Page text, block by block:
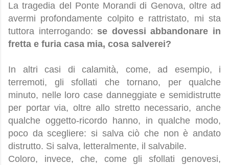
La tragedia del Ponte Morandi di Genova, oltre ad
avermi profondamente colpito e rattristato, mi sta
tuttora interrogando: se dovessi abbandonare in
fretta e furia casa mia, cosa salverei?
In altri casi di calamità, come, ad esempio, i
terremoti, gli sfollati che tornano, per qualche
minuto, nelle loro case danneggiate e semidistrutte
per portar via, oltre allo stretto necessario, anche
qualche oggetto-ricordo hanno, in qualche modo,
poco da scegliere: si salva ciò che non è andato
distrutto. Si salva, letteralmente, il salvabile.
Coloro, invece, che, come gli sfollati genovesi,